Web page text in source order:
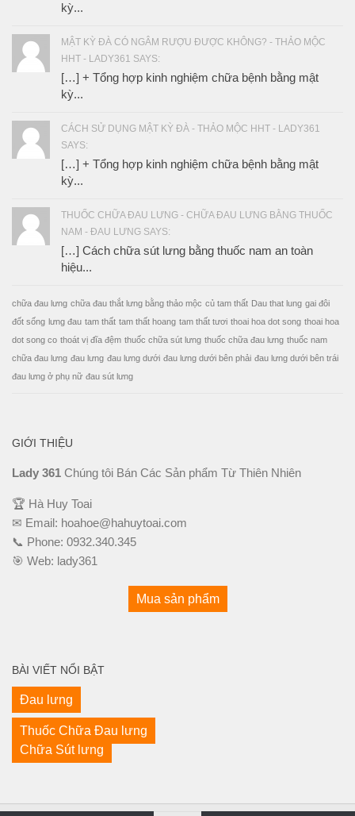
kỳ...
MẬT KỲ ĐÀ CÓ NGÂM RƯỢU ĐƯỢC KHÔNG? - THẢO MỘC
HHT - LADY361 SAYS:
[…] + Tổng hợp kinh nghiệm chữa bệnh bằng mật
kỳ...
CÁCH SỬ DỤNG MẬT KỲ ĐÀ - THẢO MỘC HHT - LADY361
SAYS:
[…] + Tổng hợp kinh nghiệm chữa bệnh bằng mật
kỳ...
THUỐC CHỮA ĐAU LƯNG - CHỮA ĐAU LƯNG BẰNG THUỐC
NAM - ĐAU LƯNG SAYS:
[…] Cách chữa sút lưng bằng thuốc nam an toàn
hiệu...
chữa đau lưng chữa đau thắt lưng bằng thảo mộc củ tam thất Dau that lung gai đôi
đốt sống lưng đau tam thất tam thất hoang tam thất tươi thoai hoa dot song thoai hoa
dot song co thoát vị đĩa đệm thuốc chữa sút lưng thuốc chữa đau lưng thuốc nam
chữa đau lưng đau lưng đau lưng dưới đau lưng dưới bên phải đau lưng dưới bên trái
đau lưng ở phụ nữ đau sút lưng
GIỚI THIỆU
Lady 361 Chúng tôi Bán Các Sản phẩm Từ Thiên Nhiên
🏆 Hà Huy Toai
✉ Email: hoahoe@hahuytoai.com
📞 Phone: 0932.340.345
🎯 Web: lady361
Mua sản phẩm
BÀI VIẾT NỔI BẬT
Đau lưng
Thuốc Chữa Đau lưng
Chữa Sút lưng